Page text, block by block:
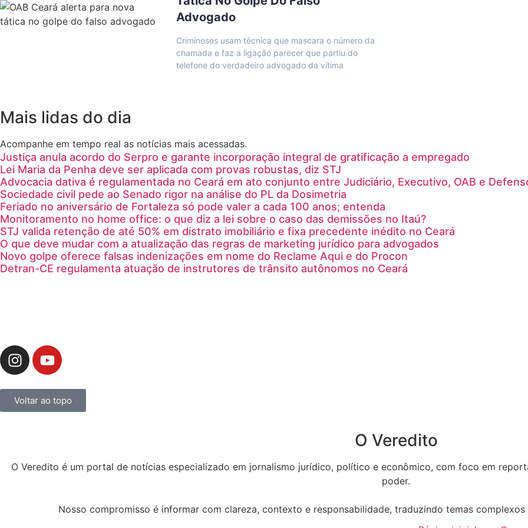
Advogado
Criminosos usam técnica que mascara o número da
chamada e faz a ligação parecer que partiu do
telefone do verdadeiro advogado da vítima
Mais lidas do dia
Acompanhe em tempo real as notícias mais acessadas.
Justiça anula acordo do Serpro e garante incorporação integral de gratificação a empregado
Lei Maria da Penha deve ser aplicada com provas robustas, diz STJ
Advocacia dativa é regulamentada no Ceará em ato conjunto entre Judiciário, Executivo, OAB e
Sociedade civil pede ao Senado rigor na análise do PL da Dosimetria
Feriado no aniversário de Fortaleza só pode valer a cada 100 anos; entenda
Monitoramento no home office: o que diz a lei sobre o caso das demissões no Itaú?
STJ valida retenção de até 50% em distrato imobiliário e fixa precedente inédito no Ceará
O que deve mudar com a atualização das regras de marketing jurídico para advogados
Novo golpe oferece falsas indenizações em nome do Reclame Aqui e do Procon
Detran-CE regulamenta atuação de instrutores de trânsito autônomos no Ceará
Voltar ao topo
O Veredito
O Veredito é um portal de notícias especializado em jornalismo jurídico, político e econômico, com foco em
poder.
Nosso compromisso é informar com clareza, contexto e responsabilidade, traduzindo temas